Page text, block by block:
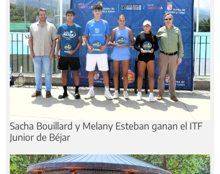
Sacha Bouillard y Melany Esteban ganan el ITF
Junior de Béjar